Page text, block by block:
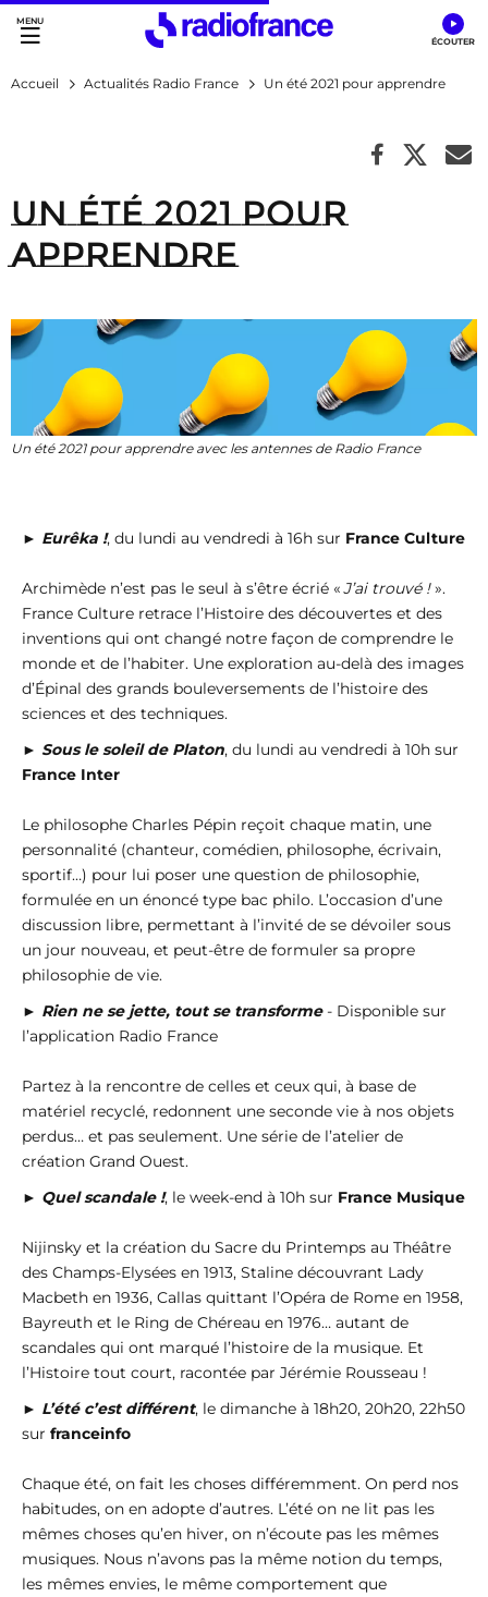
Accès direct :
Menu principal
Contenu
Accueil Actualités Radio France Un été 2021 pour apprendre
Un été 2021 pour
apprendre
Un été 2021 pour apprendre avec les antennes de Radio France
► Eurêka !, du lundi au vendredi à 16h sur France Culture
Archimède n’est pas le seul à s’être écrié «J’ai trouvé !».
France Culture retrace l’Histoire des découvertes et des
inventions qui ont changé notre façon de comprendre le
monde et de l’habiter. Une exploration au-delà des images
d’Épinal des grands bouleversements de l’histoire des
sciences et des techniques.
► Sous le soleil de Platon, du lundi au vendredi à 10h sur
France Inter
Le philosophe Charles Pépin reçoit chaque matin, une
personnalité (chanteur, comédien, philosophe, écrivain,
sportif…) pour lui poser une question de philosophie,
formulée en un énoncé type bac philo. L’occasion d’une
discussion libre, permettant à l’invité de se dévoiler sous
un jour nouveau, et peut-être de formuler sa propre
philosophie de vie.
► Rien ne se jette, tout se transforme- Disponible sur
l’application Radio France
Partez à la rencontre de celles et ceux qui, à base de
matériel recyclé, redonnent une seconde vie à nos objets
perdus… et pas seulement. Une série de l’atelier de
création Grand Ouest.
► Quel scandale !, le week-end à 10h sur France Musique
Nijinsky et la création du Sacre du Printemps au Théâtre
des Champs-Elysées en 1913, Staline découvrant Lady
Macbeth en 1936, Callas quittant l’Opéra de Rome en 1958,
Bayreuth et le Ring de Chéreau en 1976… autant de
scandales qui ont marqué l’histoire de la musique. Et
l’Histoire tout court, racontée par Jérémie Rousseau !
► L’été c’est différent, le dimanche à 18h20, 20h20, 22h50
sur franceinfo
Chaque été, on fait les choses différemment. On perd nos
habitudes, on en adopte d’autres. L’été on ne lit pas les
mêmes choses qu’en hiver, on n’écoute pas les mêmes
musiques. Nous n’avons pas la même notion du temps,
les mêmes envies, le même comportement que